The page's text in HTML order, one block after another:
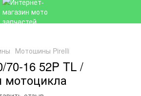
Мотошины Pirelli
16 52P TL /
мотоцикла